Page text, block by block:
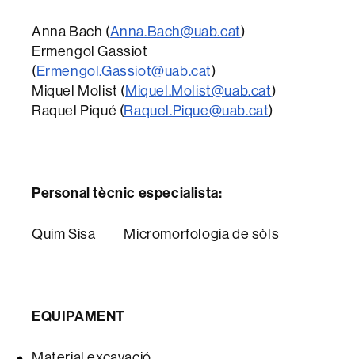
Anna Bach (Anna.Bach@uab.cat)
Ermengol Gassiot
(Ermengol.Gassiot@uab.cat)
Miquel Molist (Miquel.Molist@uab.cat)
Raquel Piqué (Raquel.Pique@uab.cat)
Personal tècnic especialista:
Quim Sisa Micromorfologia de sòls
EQUIPAMENT